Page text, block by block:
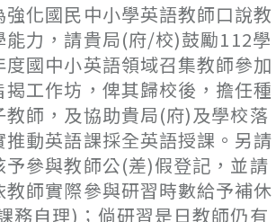
強化國民中小學英語教師口說教
能力，請貴局(府/校)鼓勵112學
度國中小英語領域召集教師參加
揭工作坊，俾其歸校後，擔任種
教師，及協助貴局(府)及學校落
推動英語課採全英語授課。另請
予參與教師公(差)假登記，並請
教師實際參與研習時數給予補休
務自理)；倘研習是日教師仍有